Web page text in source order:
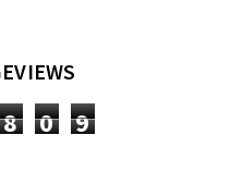
8 0 9